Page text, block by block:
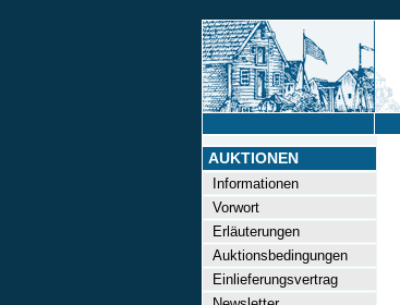
AUKTIONEN
Informationen
Vorwort
Erläuterungen
Auktionsbedingungen
Einlieferungsvertrag